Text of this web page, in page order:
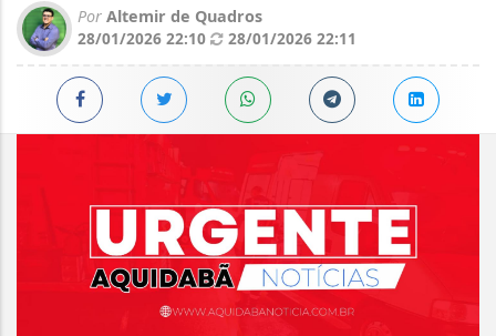
Por Altemir de Quadros
28/01/2026 22:10
28/01/2026 22:11